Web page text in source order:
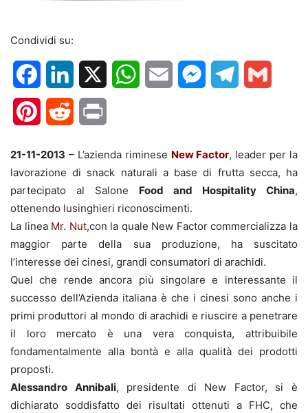
Condividi su:
FacebookLinkedIn WhatsApp
Email MessengerTelegram
PinterestReddit
21-11-2013 – L’azienda riminese New Factor, leader per la
lavorazione di snack naturali a base di frutta secca, ha
partecipato al Salone Food and Hospitality China,
ottenendo lusinghieri riconoscimenti.
La lineaMr. Nut,con la quale New Factor commercializza la
maggior parte della sua produzione, ha suscitato
l’interesse dei cinesi, grandi consumatori di arachidi.
Quel che rende ancora più singolare e interessante il
successo dell’Azienda italiana è che i cinesi sono anche i
primi produttori al mondo di arachidi e riuscire a penetrare
il loro mercato è una vera conquista, attribuibile
fondamentalmente alla bontà e alla qualità dei prodotti
proposti.
Alessandro Annibali, presidente di New Factor, si è
dichiarato soddisfatto dei risultati ottenuti a FHC, che